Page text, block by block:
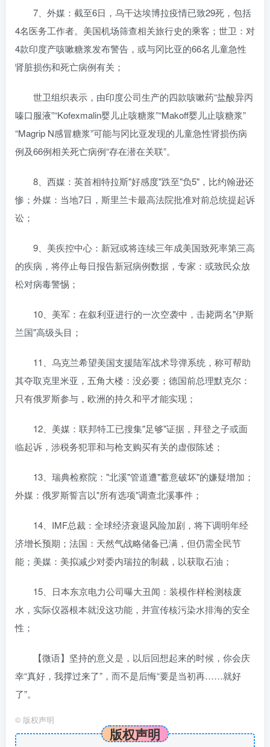
7、外媒：截至6日，乌干达埃博拉疫情已致29死，包括
4名医务工作者。美国机场筛查相关旅行史的乘客；世卫：对
4款印度产咳嗽糖浆发布警告，或与冈比亚的66名儿童急性
肾脏损伤和死亡病例有关；
世卫组织表示，由印度公司生产的四款咳嗽药“盐酸异丙
嗪口服液”“Kofexmalin婴儿止咳糖浆”“Makoff婴儿止咳糖浆”
“Magrip N感冒糖浆”可能与冈比亚发现的儿童急性肾损伤病
例及66例相关死亡病例“存在潜在关联”。
8、西媒：英首相特拉斯"好感度"跌至"负5"，比约翰逊还
惨；外媒：当地7日，斯里兰卡最高法院批准对前总统提起诉
讼；
9、美疾控中心：新冠或将连续三年成美国致死率第三高
的疾病，将停止每日报告新冠病例数据，专家：或致民众放
松对病毒警惕；
10、美军：在叙利亚进行的一次空袭中，击毙两名"伊斯
兰国"高级头目；
11、乌克兰希望美国支援陆军战术导弹系统，称可帮助
其夺取克里米亚，五角大楼：没必要；德国前总理默克尔：
只有俄罗斯参与，欧洲的持久和平才能实现；
12、美媒：联邦特工已搜集"足够"证据，拜登之子或面
临起诉，涉税务犯罪和与枪支购买有关的虚假陈述；
13、瑞典检察院："北溪"管道遭"蓄意破坏"的嫌疑增加；
外媒：俄罗斯誓言以"所有选项"调查北溪事件；
14、IMF总裁：全球经济衰退风险加剧，将下调明年经
济增长预期；法国：天然气战略储备已满，但仍需全民节
能；美媒：美拟减少对委内瑞拉的制裁，以获取石油；
15、日本东京电力公司曝大丑闻：装模作样检测核废
水，实际仪器根本就没这功能，并宣传核污染水排海的安全
性；
【微语】坚持的意义是，以后回想起来的时候，你会庆
幸“真好，我撑过来了”，而不是后悔“要是当初再……就好
了”。
© 版权声明
版权声明